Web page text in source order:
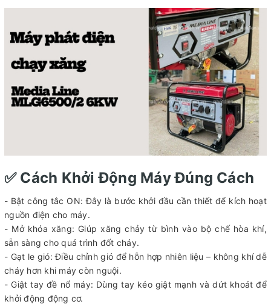
✅ Cách Khởi Động Máy Đúng Cách
- Bật công tắc ON: Đây là bước khởi đầu cần thiết để kích hoạt
nguồn điện cho máy.
- Mở khóa xăng: Giúp xăng chảy từ bình vào bộ chế hòa khí,
sẵn sàng cho quá trình đốt cháy.
- Gạt le gió: Điều chỉnh gió để hỗn hợp nhiên liệu – không khí dễ
cháy hơn khi máy còn nguội.
- Giật tay đề nổ máy: Dùng tay kéo giật mạnh và dứt khoát để
khởi động động cơ.